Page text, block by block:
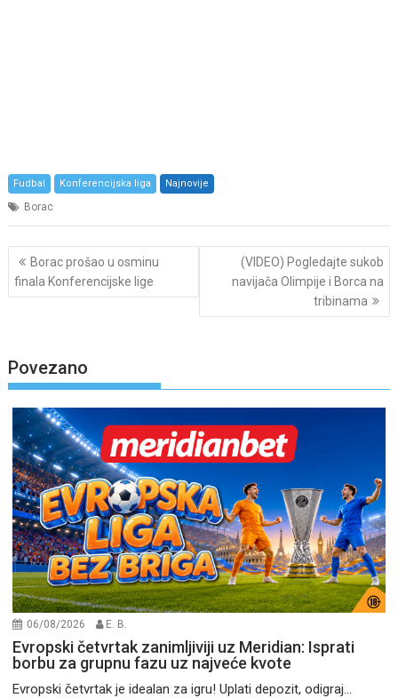
Fudbal Konferencijska liga Najnovije
Borac
Post
navigation
Borac prošao u osminu
finala Konferencijske lige
(VIDEO) Pogledajte sukob
navijača Olimpije i Borca na
tribinama
Povezano
06/08/2026 E. B.
Evropski četvrtak zanimljiviji uz Meridian: Isprati
borbu za grupnu fazu uz najveće kvote
Evropski četvrtak je idealan za igru! Uplati depozit, odigraj...